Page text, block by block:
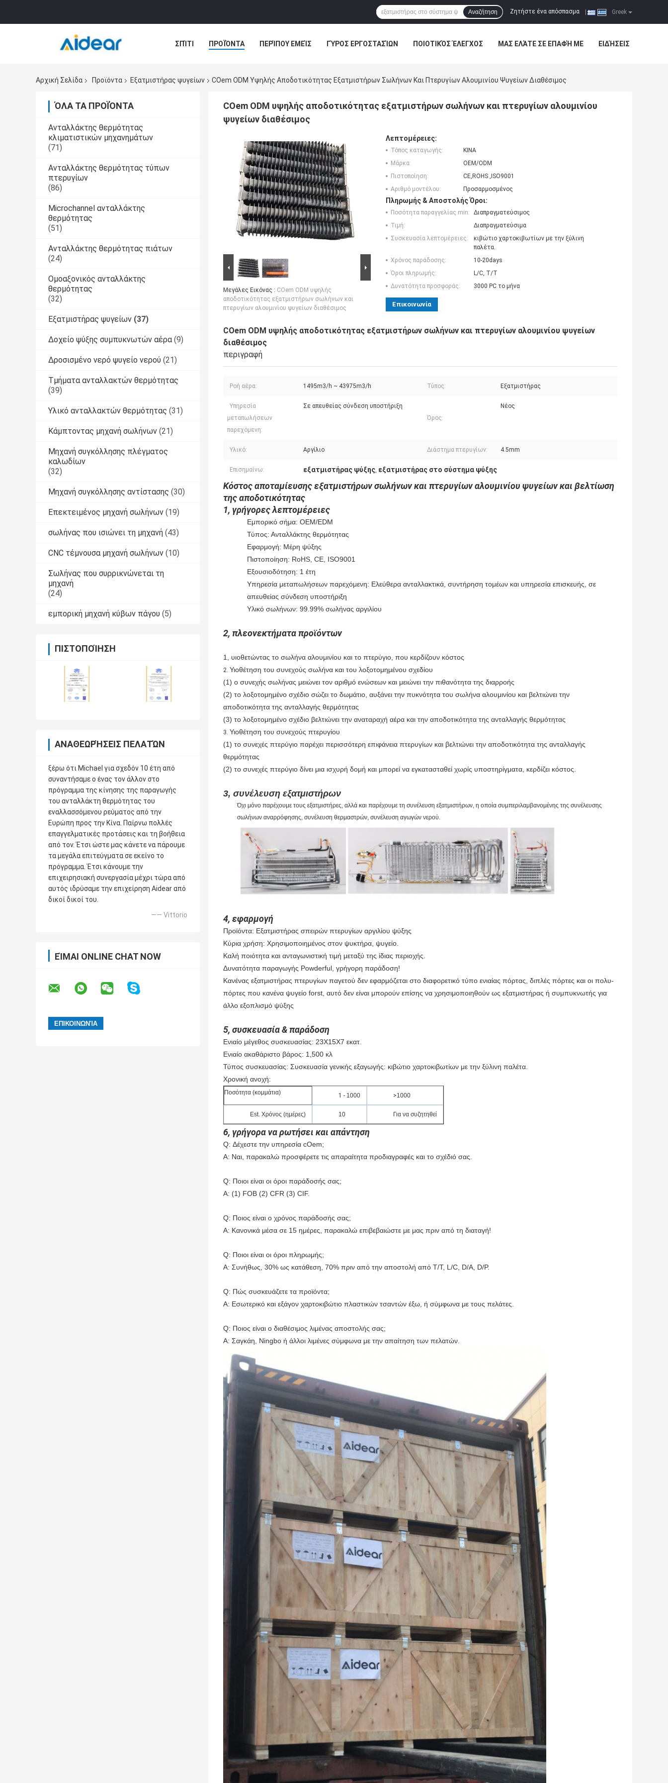
Greek
Ζητήστε ένα απόσπασμα
Αναζήτηση
ΣΠΊΤΙ ΠΡΟΪΌΝΤΑ ΠΕΡΊΠΟΥ ΕΜΕΊΣ ΓΎΡΟΣ ΕΡΓΟΣΤΑΣΊΩΝ ΠΟΙΟΤΙΚΌΣ ΈΛΕΓΧΟΣ ΜΑΣ ΕΛΆΤΕ ΣΕ ΕΠΑΦΉ ΜΕ ΕΙΔΉΣΕΙΣ
Αρχική Σελίδα
Προϊόντα Εξατμιστήρας ψυγείων COem ODM Υψηλής Αποδοτικότητας Εξατμιστήρων Σωλήνων Και Πτερυγίων Αλουμινίου Ψυγείων Διαθέσιμος
ΌΛΑ ΤΑ ΠΡΟΪΌΝΤΑ
Ανταλλάκτης θερμότητας
κλιματιστικών μηχανημάτων
(71)
Ανταλλάκτης θερμότητας τύπων
πτερυγίων
(86)
Microchannel ανταλλάκτης
θερμότητας
(51)
Ανταλλάκτης θερμότητας πιάτων
(24)
Ομοαξονικός ανταλλάκτης
θερμότητας
(32)
Εξατμιστήρας ψυγείων (37)
Δοχείο ψύξης συμπυκνωτών αέρα (9)
Δροσισμένο νερό ψυγείο νερού (21)
Τμήματα ανταλλακτών θερμότητας
(39)
Υλικό ανταλλακτών θερμότητας (31)
Κάμπτοντας μηχανή σωλήνων (21)
Μηχανή συγκόλλησης πλέγματος
καλωδίων
(32)
Μηχανή συγκόλλησης αντίστασης (30)
Επεκτειμένος μηχανή σωλήνων (19)
σωλήνας που ισιώνει τη μηχανή (43)
CNC τέμνουσα μηχανή σωλήνων (10)
Σωλήνας που συρρικνώνεται τη
μηχανή
(24)
εμπορική μηχανή κύβων πάγου (5)
ΠΙΣΤΟΠΟΊΗΣΗ
ΑΝΑΘΕΩΡΉΣΕΙΣ ΠΕΛΑΤΏΝ
ξέρω ότι Michael για σχεδόν 10 έτη από
συναντήσαμε ο ένας τον άλλον στο
πρόγραμμα της κίνησης της παραγωγής
του ανταλλάκτη θερμότητας του
εναλλασσόμενου ρεύματος από την
Ευρώπη προς την Κίνα. Παίρνω πολλές
επαγγελματικές προτάσεις και τη βοήθεια
από τον. Έτσι ώστε μας κάνετε να πάρουμε
τα μεγάλα επιτεύγματα σε εκείνο το
πρόγραμμα. Έτσι κάνουμε την
επιχειρησιακή συνεργασία μέχρι τώρα από
αυτός ιδρύσαμε την επιχείρηση Aidear από
δικοί δικοί του.
—— Vittorio
ΕΊΜΑΙ ONLINE CHAT NOW
COem ODM υψηλής αποδοτικότητας εξατμιστήρων σωλήνων και πτερυγίων αλουμινίου
ψυγείων διαθέσιμος
Μεγάλες Εικόνας : COem ODM υψηλής
αποδοτικότητας εξατμιστήρων σωλήνων και
πτερυγίων αλουμινίου ψυγείων διαθέσιμος
Λεπτομέρειες:
Τόπος καταγωγής:
ΚΙΝΑ
Μάρκα:
OEM/ODM
Πιστοποίηση:
CE,ROHS ,ISO9001
Αριθμό μοντέλου:
Προσαρμοσμένος
Πληρωμής & Αποστολής Όροι:
Ποσότητα παραγγελίας min:
Διαπραγματεύσιμος
Τιμή:
Διαπραγματεύσιμα
Συσκευασία λεπτομέρειες:
κιβώτιο χαρτοκιβωτίων με την ξύλινη
παλέτα.
Χρόνος παράδοσης:
10-20days
Όροι πληρωμής:
L/C, T/T
Δυνατότητα προσφοράς:
3000 PC το μήνα
Επικοινωνία
COem ODM υψηλής αποδοτικότητας εξατμιστήρων σωλήνων και πτερυγίων αλουμινίου ψυγείων
διαθέσιμος
περιγραφή
Ροή αέρα: 1495m3/h ~ 43975m3/h Τύπος: Εξατμιστήρας
Υπηρεσία
μεταπωλήσεων
παρεχόμενη:
Σε απευθείας σύνδεση υποστήριξη
Όρος:
Νέος
Υλικό: Αργίλιο Διάστημα πτερυγίων: 4.5mm
Επισημαίνω: εξατμιστήρας ψύξης, εξατμιστήρας στο σύστημα ψύξης
Κόστος αποταμίευσης εξατμιστήρων σωλήνων και πτερυγίων αλουμινίου ψυγείων και βελτίωση
της αποδοτικότητας
1, γρήγορες λεπτομέρειες
Εμπορικό σήμα: OEM/EDM
Τύπος: Ανταλλάκτης θερμότητας
Εφαρμογή: Μέρη ψύξης
Πιστοποίηση: RoHS, CE, ISO9001
Εξουσιοδότηση: 1 έτη
Υπηρεσία μεταπωλήσεων παρεχόμενη: Ελεύθερα ανταλλακτικά, συντήρηση τομέων και υπηρεσία επισκευής, σε
απευθείας σύνδεση υποστήριξη
Υλικό σωλήνων: 99.99% σωλήνας αργιλίου
2, πλεονεκτήματα προϊόντων
1, υιοθετώντας το σωλήνα αλουμινίου και το πτερύγιο, που κερδίζουν κόστος
2. Υιοθέτηση του συνεχούς σωλήνα και του λοξοτομημένου σχεδίου
(1) ο συνεχής σωλήνας μειώνει τον αριθμό ενώσεων και μειώνει την πιθανότητα της διαρροής
(2) το λοξοτομημένο σχέδιο σώζει το δωμάτιο, αυξάνει την πυκνότητα του σωλήνα αλουμινίου και βελτιώνει την
αποδοτικότητα της ανταλλαγής θερμότητας
(3) το λοξοτομημένο σχέδιο βελτιώνει την αναταραχή αέρα και την αποδοτικότητα της ανταλλαγής θερμότητας
3. Υιοθέτηση του συνεχούς πτερυγίου
(1) το συνεχές πτερύγιο παρέχει περισσότερη επιφάνεια πτερυγίων και βελτιώνει την αποδοτικότητα της ανταλλαγής
θερμότητας
(2) το συνεχές πτερύγιο δίνει μια ισχυρή δομή και μπορεί να εγκατασταθεί χωρίς υποστηρίγματα, κερδίζει κόστος.
3, συνέλευση εξατμιστήρων
Όχι μόνο παρέχουμε τους εξατμιστήρες, αλλά και παρέχουμε τη συνέλευση εξατμιστήρων, η οποία συμπεριλαμβανομένης της συνέλευσης
σωλήνων αναρρόφησης, συνέλευση θερμαστρών, συνέλευση αγωγών νερού.
4, εφαρμογή
Προϊόντα: Εξατμιστήρας σπειρών πτερυγίων αργιλίου ψύξης
Κύρια χρήση: Χρησιμοποιημένος στον ψυκτήρα, ψυγείο.
Καλή ποιότητα και ανταγωνιστική τιμή μεταξύ της ίδιας περιοχής.
Δυνατότητα παραγωγής Powderful, γρήγορη παράδοση!
Κανένας εξατμιστήρας πτερυγίων παγετού δεν εφαρμόζεται στο διαφορετικό τύπο ενιαίας πόρτας, διπλές πόρτες και οι πολυ-
πόρτες που κανένα ψυγείο forst, αυτό δεν είναι μπορούν επίσης να χρησιμοποιηθούν ως εξατμιστήρας ή συμπυκνωτής για
άλλο εξοπλισμό ψύξης
5, συσκευασία & παράδοση
Ενιαίο μέγεθος συσκευασίας: 23X15X7 εκατ.
Ενιαίο ακαθάριστο βάρος: 1,500 κλ
Τύπος συσκευασίας: Συσκευασία γενικής εξαγωγής: κιβώτιο χαρτοκιβωτίων με την ξύλινη παλέτα.
Χρονική ανοχή:
Ποσότητα (κομμάτια) 1 - 1000 >1000
Est. Χρόνος (ημέρες) 10 Για να συζητηθεί
6, γρήγορα να ρωτήσει και απάντηση
Q: Δέχεστε την υπηρεσία cOem;
Α: Ναι, παρακαλώ προσφέρετε τις απαραίτητα προδιαγραφές και το σχέδιό σας.
Q: Ποιοι είναι οι όροι παράδοσής σας;
Α: (1) FOB (2) CFR (3) CIF.
Q: Ποιος είναι ο χρόνος παράδοσής σας;
Α: Κανονικά μέσα σε 15 ημέρες, παρακαλώ επιβεβαιώστε με μας πριν από τη διαταγή!
Q: Ποιοι είναι οι όροι πληρωμής;
Α: Συνήθως, 30% ως κατάθεση, 70% πριν από την αποστολή από T/T, L/C, D/A, D/P.
Q: Πώς συσκευάζετε τα προϊόντα;
Α: Εσωτερικό και εξάγον χαρτοκιβώτιο πλαστικών τσαντών έξω, ή σύμφωνα με τους πελάτες.
Q: Ποιος είναι ο διαθέσιμος λιμένας αποστολής σας;
Α: Σαγκάη, Ningbo ή άλλοι λιμένες σύμφωνα με την απαίτηση των πελατών.